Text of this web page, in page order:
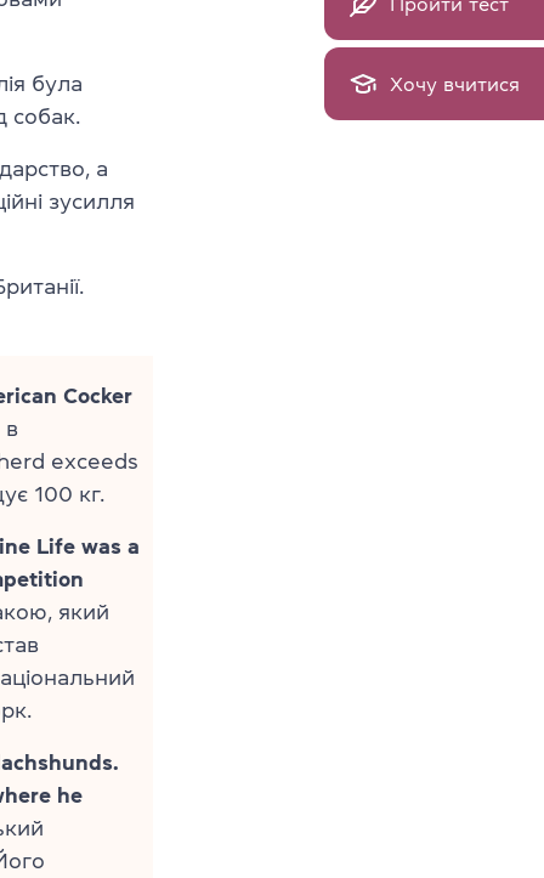
була
собак.
а
зусилля
Cocker
в
exceeds
100 кг.
Life was a
який
he
Хочу вчитися